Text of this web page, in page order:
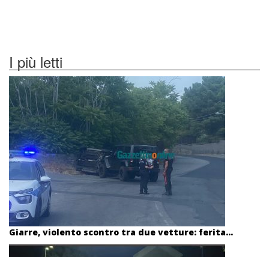
I più letti
Giarre, violento scontro tra due vetture: ferita...